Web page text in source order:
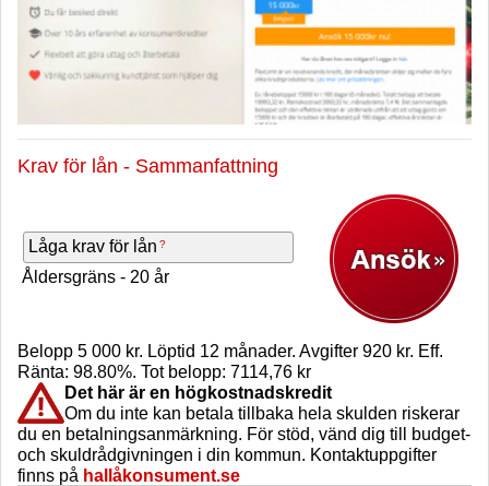
Krav för lån - Sammanfattning
Låga krav för lån
Åldersgräns - 20 år
Belopp 5 000 kr. Löptid 12 månader. Avgifter 920 kr. Eff.
Ränta: 98.80%. Tot belopp: 7114,76 kr
Det här är en högkostnadskredit
Om du inte kan betala tillbaka hela skulden riskerar
du en betalningsanmärkning. För stöd, vänd dig till budget-
och skuldrådgivningen i din kommun. Kontaktuppgifter
finns på hallåkonsument.se